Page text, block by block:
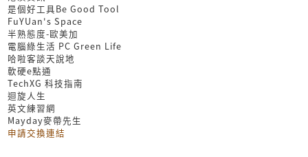
是個好工具Be Good Tool
FuYUan's Space
半熟態度-歐美加
電腦綠生活 PC Green Life
哈啦客談天說地
軟硬e點通
TechXG 科技指南
迴旋人生
英文練習網
Mayday麥帶先生
申請交換連結